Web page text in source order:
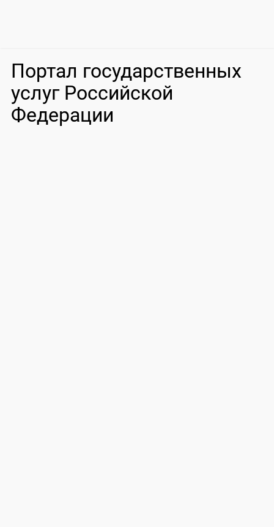
Портал государственных
услуг Российской
Федерации